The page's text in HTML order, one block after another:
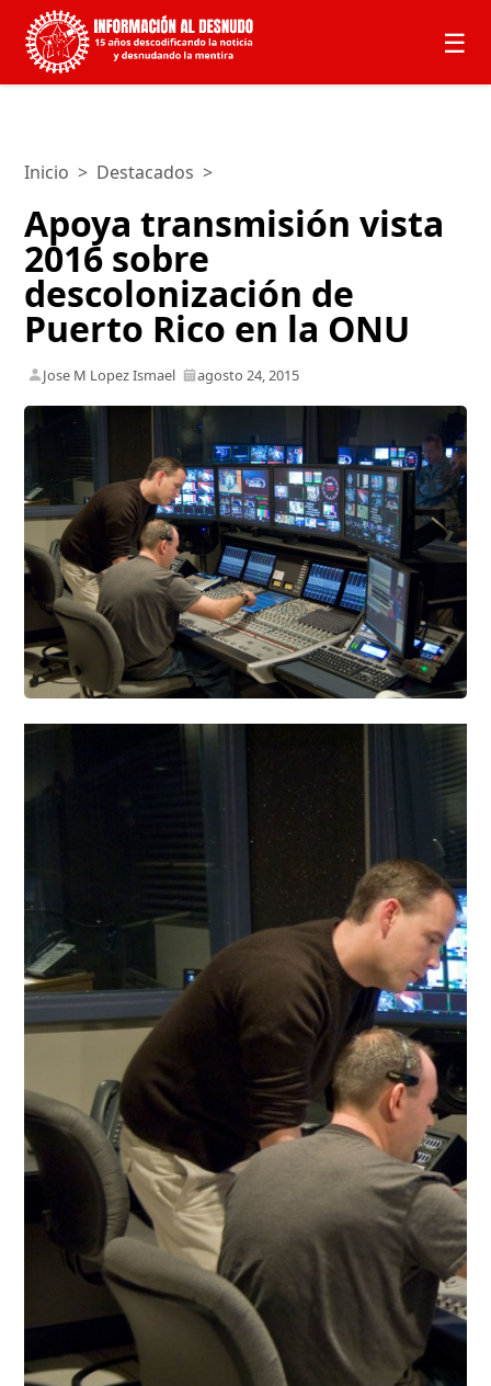
☰
Inicio > Destacados >
Apoya transmisión vista
2016 sobre
descolonización de
Puerto Rico en la ONU
Jose M Lopez Ismael agosto 24, 2015